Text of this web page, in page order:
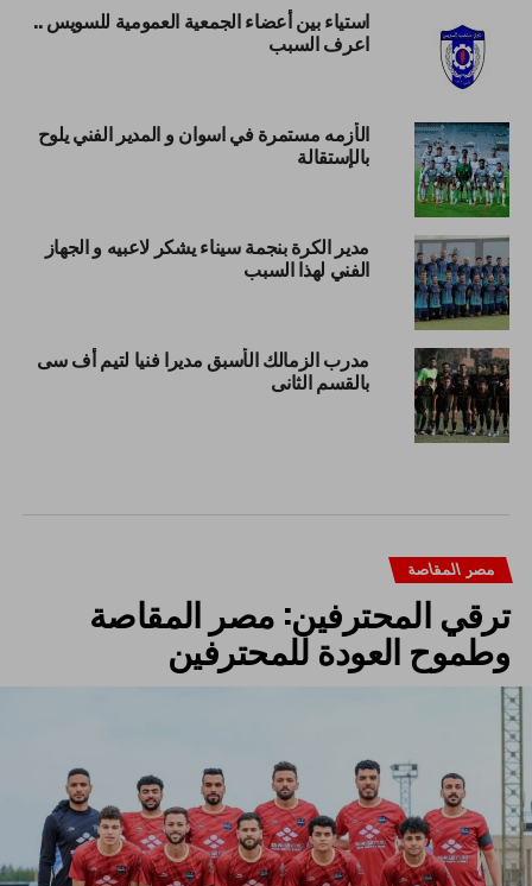
استياء بين أعضاء الجمعية العمومية للسويس ..
اعرف السبب
الأزمه مستمرة في اسوان و المدير الفني يلوح
بالإستقالة
مدير الكرة بنجمة سيناء يشكر لاعبيه و الجهاز
الفني لهذا السبب
مدرب الزمالك الأسبق مديرا فنيا لتيم أف سى
بالقسم الثانى
مصر المقاصة
ترقي المحترفين: مصر المقاصة
وطموح العودة للمحترفين